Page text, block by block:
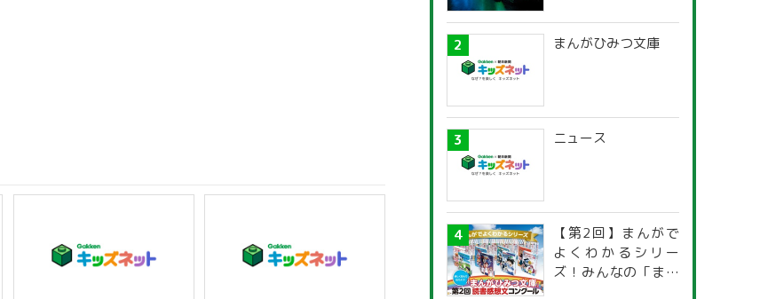
探究ガイド
まんがひみつ文庫
ニュース
【第2回】まんがで
よくわかるシリー
ズ！みんなの「まん